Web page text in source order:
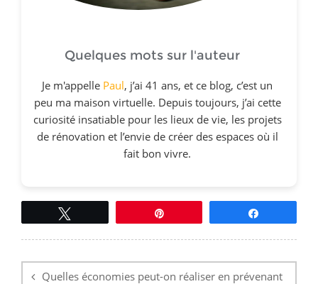
Quelques mots sur l'auteur
Je m'appelle Paul, j’ai 41 ans, et ce blog, c’est un
peu ma maison virtuelle. Depuis toujours, j’ai cette
curiosité insatiable pour les lieux de vie, les projets
de rénovation et l’envie de créer des espaces où il
fait bon vivre.
de
l’articleQuelles économies peut-on réaliser en prévenant